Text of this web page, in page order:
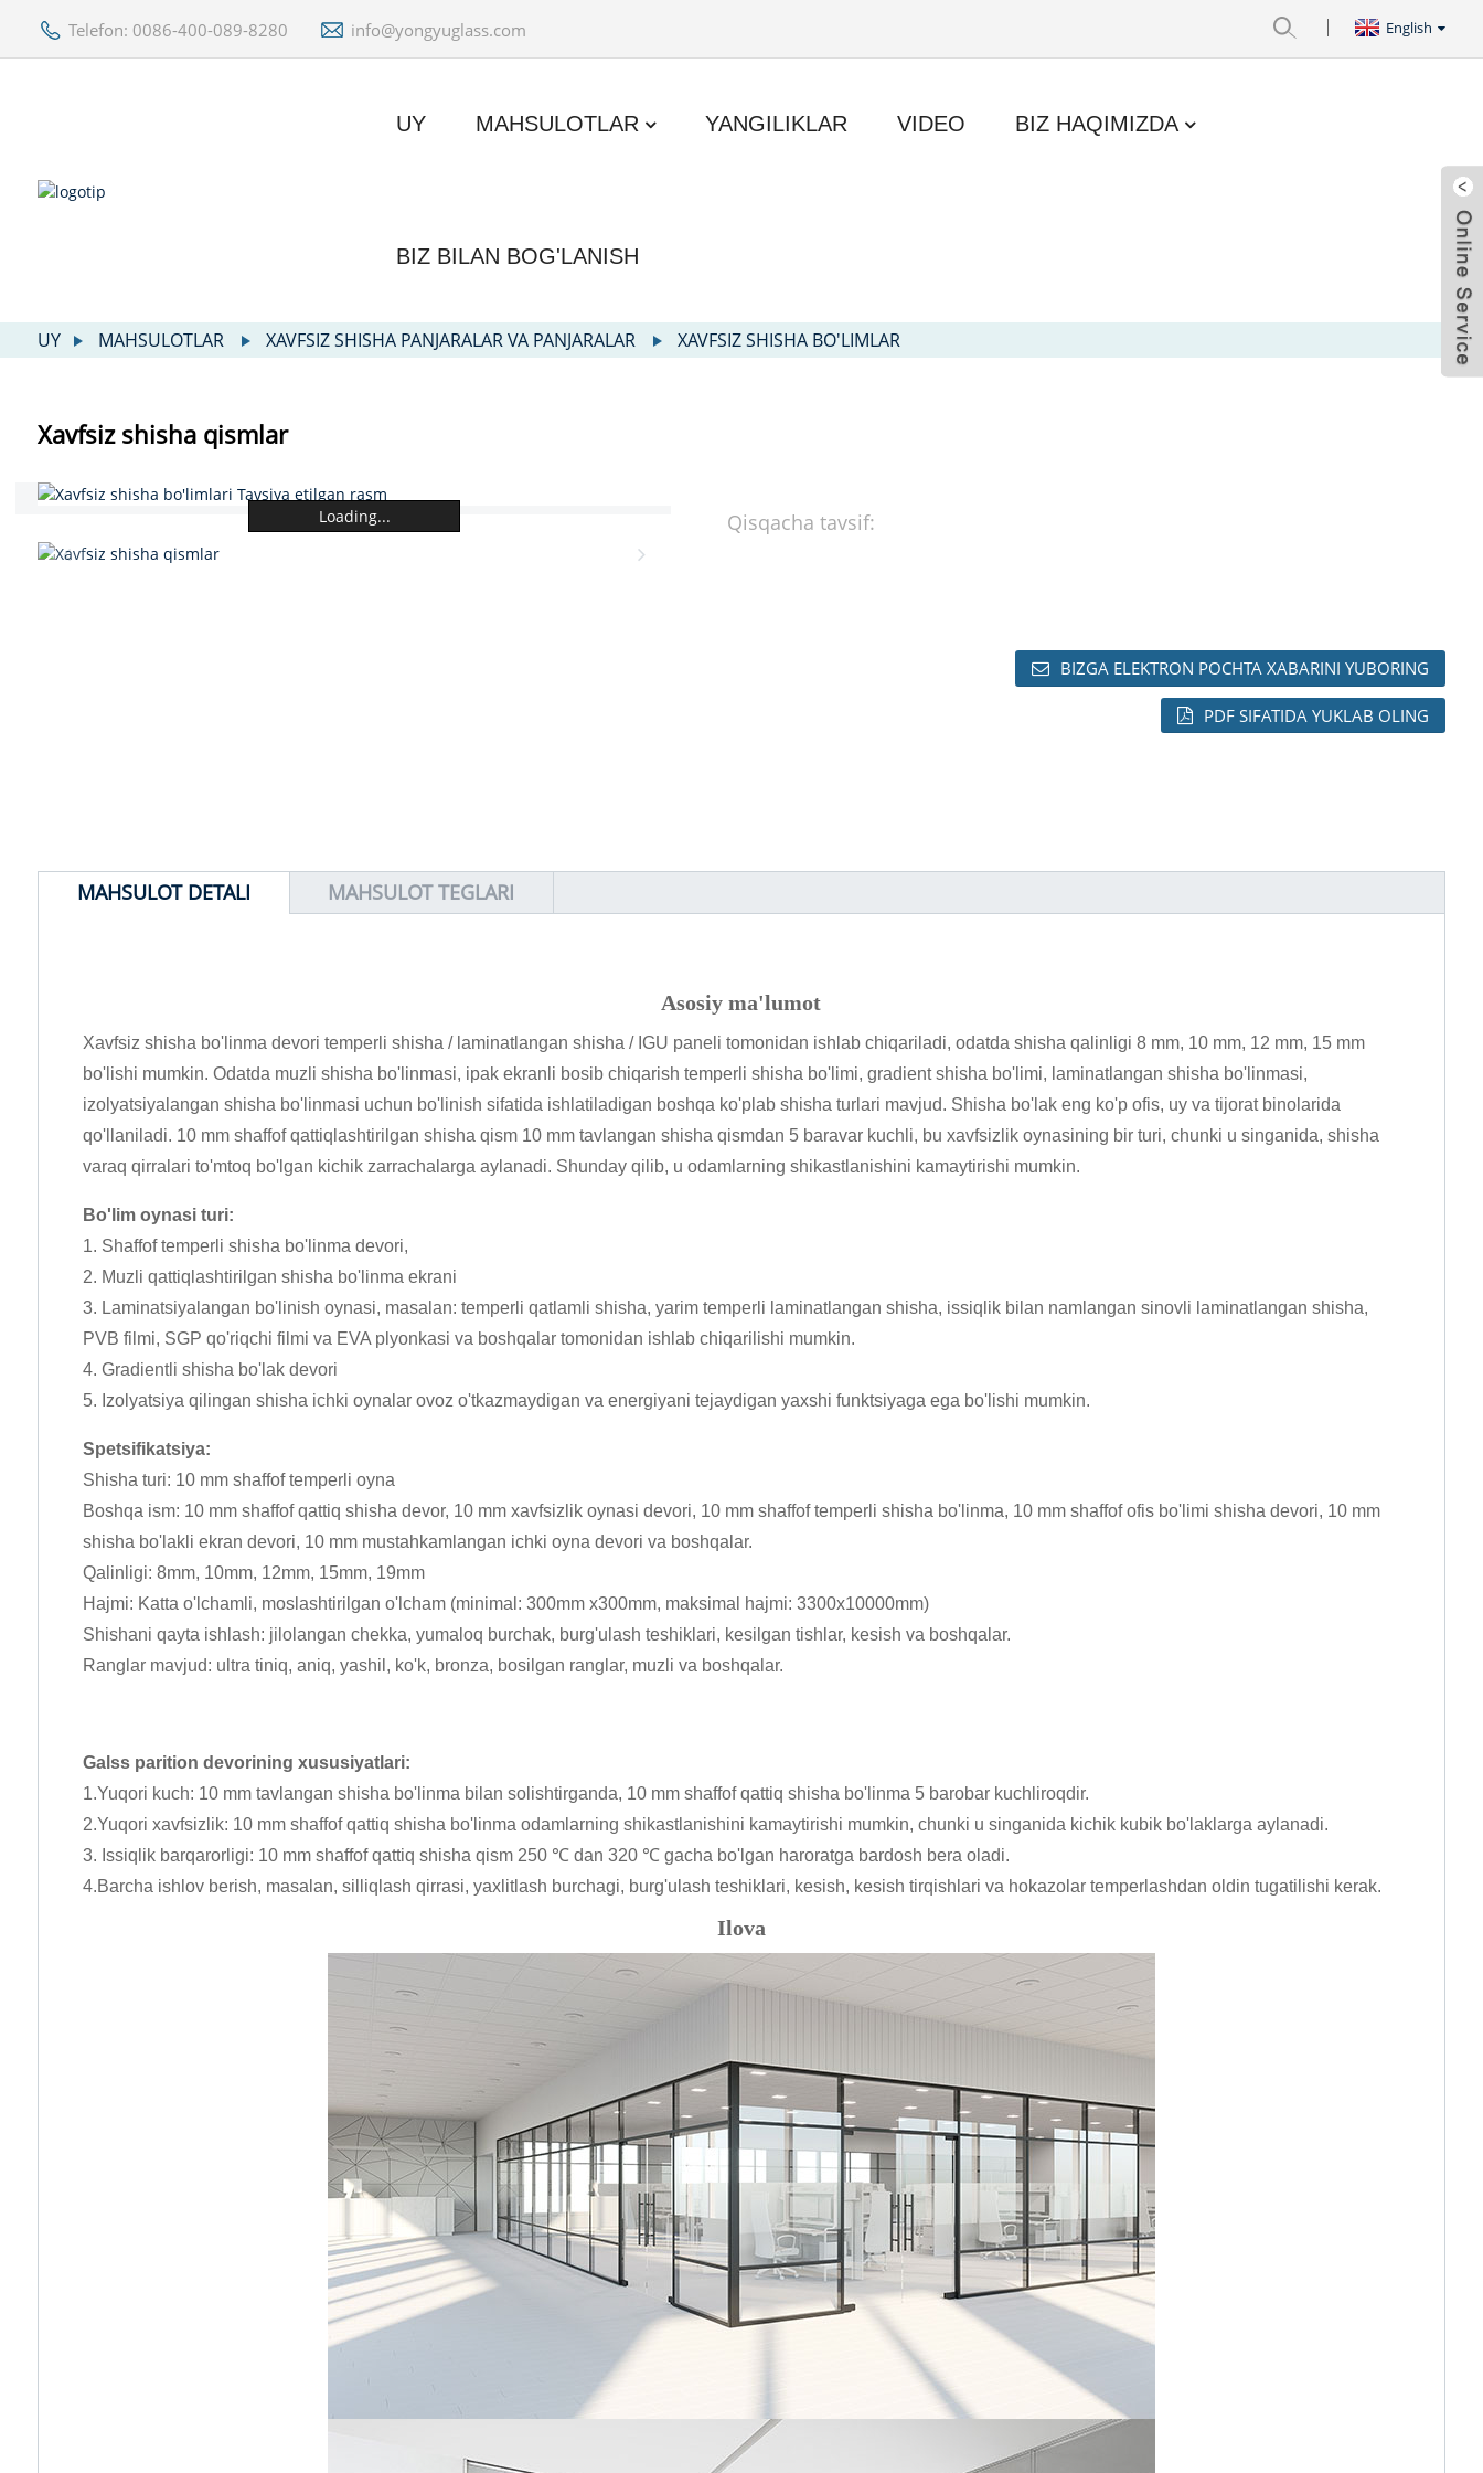
Telefon: 0086-400-089-8280 info@yongyuglass.com English
UY MAHSULOTLAR YANGILIKLAR VIDEO BIZ HAQIMIZDA
BIZ BILAN BOG'LANISH
UY MAHSULOTLAR XAVFSIZ SHISHA PANJARALAR VA PANJARALAR XAVFSIZ SHISHA BO'LIMLAR
Xavfsiz shisha qismlar
Loading... Qisqacha tavsif:
BIZGA ELEKTRON POCHTA XABARINI YUBORING
PDF SIFATIDA YUKLAB OLING
MAHSULOT DETALI MAHSULOT TEGLARI
Asosiy ma'lumot
Xavfsiz shisha bo'linma devori temperli shisha / laminatlangan shisha / IGU paneli tomonidan ishlab chiqariladi, odatda shisha qalinligi 8 mm, 10 mm, 12 mm, 15 mm
bo'lishi mumkin. Odatda muzli shisha bo'linmasi, ipak ekranli bosib chiqarish temperli shisha bo'limi, gradient shisha bo'limi, laminatlangan shisha bo'linmasi,
izolyatsiyalangan shisha bo'linmasi uchun bo'linish sifatida ishlatiladigan boshqa ko'plab shisha turlari mavjud. Shisha bo'lak eng ko'p ofis, uy va tijorat binolarida
qo'llaniladi. 10 mm shaffof qattiqlashtirilgan shisha qism 10 mm tavlangan shisha qismdan 5 baravar kuchli, bu xavfsizlik oynasining bir turi, chunki u singanida, shisha
varaq qirralari to'mtoq bo'lgan kichik zarrachalarga aylanadi. Shunday qilib, u odamlarning shikastlanishini kamaytirishi mumkin.
Bo'lim oynasi turi:
1. Shaffof temperli shisha bo'linma devori,
2. Muzli qattiqlashtirilgan shisha bo'linma ekrani
3. Laminatsiyalangan bo'linish oynasi, masalan: temperli qatlamli shisha, yarim temperli laminatlangan shisha, issiqlik bilan namlangan sinovli laminatlangan shisha,
PVB filmi, SGP qo'riqchi filmi va EVA plyonkasi va boshqalar tomonidan ishlab chiqarilishi mumkin.
4. Gradientli shisha bo'lak devori
5. Izolyatsiya qilingan shisha ichki oynalar ovoz o'tkazmaydigan va energiyani tejaydigan yaxshi funktsiyaga ega bo'lishi mumkin.
Spetsifikatsiya:
Shisha turi: 10 mm shaffof temperli oyna
Boshqa ism: 10 mm shaffof qattiq shisha devor, 10 mm xavfsizlik oynasi devori, 10 mm shaffof temperli shisha bo'linma, 10 mm shaffof ofis bo'limi shisha devori, 10 mm
shisha bo'lakli ekran devori, 10 mm mustahkamlangan ichki oyna devori va boshqalar.
Qalinligi: 8mm, 10mm, 12mm, 15mm, 19mm
Hajmi: Katta o'lchamli, moslashtirilgan o'lcham (minimal: 300mm x300mm, maksimal hajmi: 3300x10000mm)
Shishani qayta ishlash: jilolangan chekka, yumaloq burchak, burg'ulash teshiklari, kesilgan tishlar, kesish va boshqalar.
Ranglar mavjud: ultra tiniq, aniq, yashil, ko'k, bronza, bosilgan ranglar, muzli va boshqalar.
Galss parition devorining xususiyatlari:
1.Yuqori kuch: 10 mm tavlangan shisha bo'linma bilan solishtirganda, 10 mm shaffof qattiq shisha bo'linma 5 barobar kuchliroqdir.
2.Yuqori xavfsizlik: 10 mm shaffof qattiq shisha bo'linma odamlarning shikastlanishini kamaytirishi mumkin, chunki u singanida kichik kubik bo'laklarga aylanadi.
3. Issiqlik barqarorligi: 10 mm shaffof qattiq shisha qism 250 ℃ dan 320 ℃ gacha bo'lgan haroratga bardosh bera oladi.
4.Barcha ishlov berish, masalan, silliqlash qirrasi, yaxlitlash burchagi, burg'ulash teshiklari, kesish, kesish tirqishlari va hokazolar temperlashdan oldin tugatilishi kerak.
Ilova